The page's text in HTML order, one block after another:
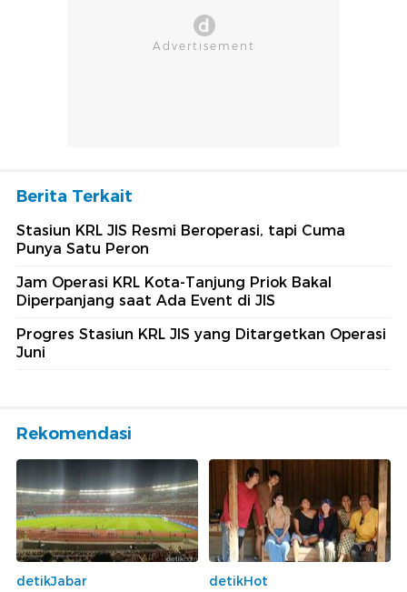
Berita Terkait
Stasiun KRL JIS Resmi Beroperasi, tapi Cuma
Punya Satu Peron
Jam Operasi KRL Kota-Tanjung Priok Bakal
Diperpanjang saat Ada Event di JIS
Progres Stasiun KRL JIS yang Ditargetkan Operasi
Juni
Rekomendasi
detikJabar
detikHot